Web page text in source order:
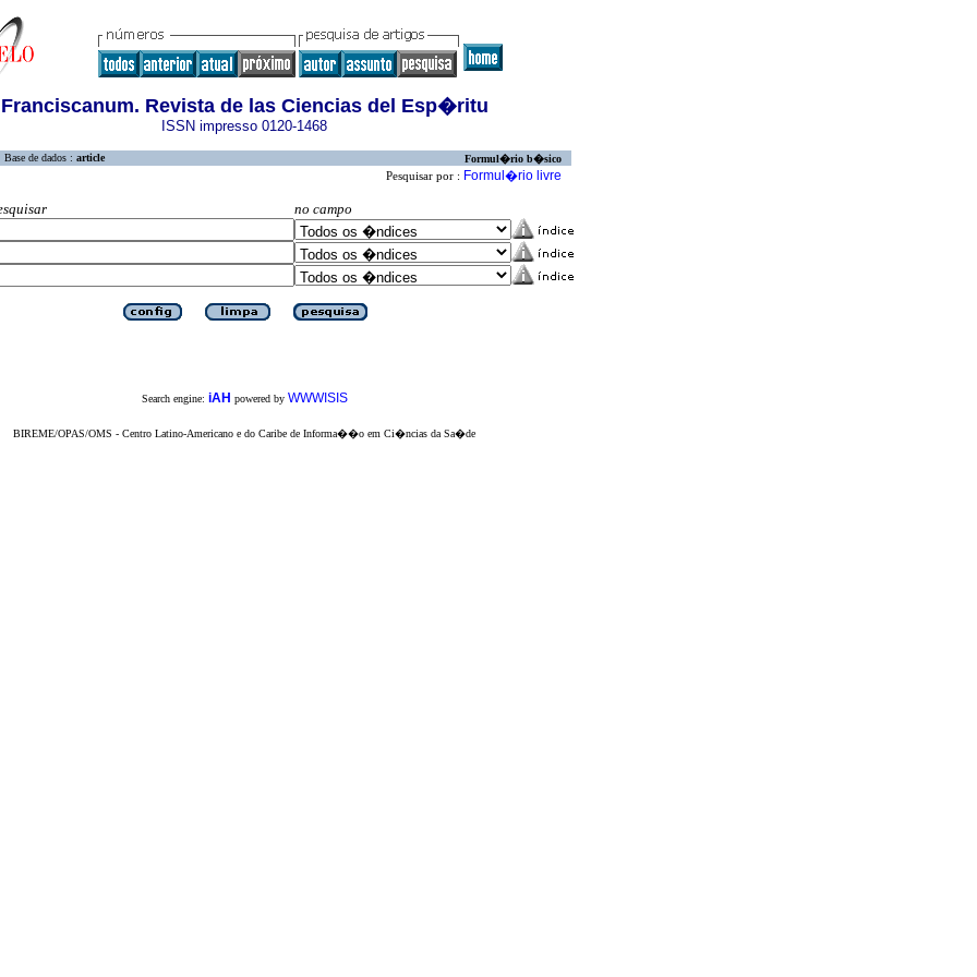
Franciscanum. Revista de las Ciencias del Esp�ritu
ISSN impresso 0120-1468
Base de dados : article Formul�rio b�sico
Pesquisar por : Formul�rio livre
no campo
Search engine: iAH powered by WWWISIS
BIREME/OPAS/OMS - Centro Latino-Americano e do Caribe de Informa��o em Ci�ncias da Sa�de